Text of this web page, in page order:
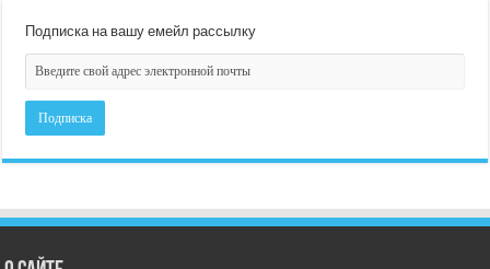
Подписка на вашу емейл рассылку